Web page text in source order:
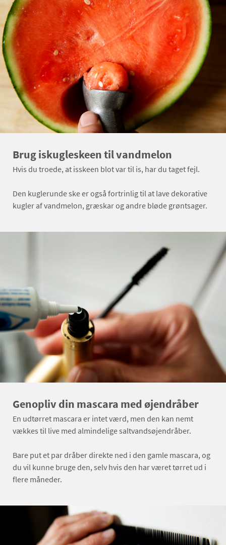
Brug iskugleskeen til vandmelon
Hvis du troede, at isskeen blot var til is, har du taget fejl.
Den kuglerunde ske er også fortrinlig til at lave dekorative
kugler af vandmelon, græskar og andre bløde grøntsager.
Genopliv din mascara med øjendråber
En udtørret mascara er intet værd, men den kan nemt
vækkes til live med almindelige saltvandsøjendråber.
Bare put et par dråber direkte ned i den gamle mascara, og
du vil kunne bruge den, selv hvis den har været tørret ud i
flere måneder.